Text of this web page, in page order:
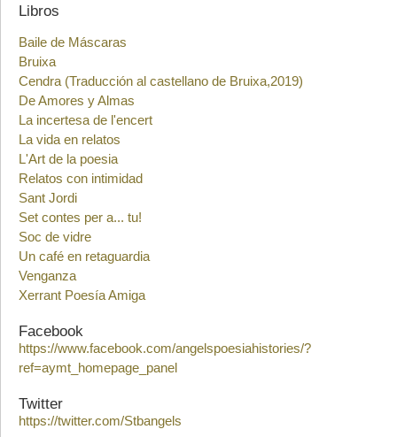
Libros
Baile de Máscaras
Bruixa
Cendra (Traducción al castellano de Bruixa,2019)
De Amores y Almas
La incertesa de l'encert
La vida en relatos
L'Art de la poesia
Relatos con intimidad
Sant Jordi
Set contes per a... tu!
Soc de vidre
Un café en retaguardia
Venganza
Xerrant Poesía Amiga
Facebook
https://www.facebook.com/angelspoesiahistories/?
ref=aymt_homepage_panel
Twitter
https://twitter.com/Stbangels